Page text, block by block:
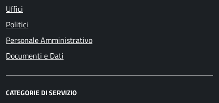
Uffici
Politici
Personale Amministrativo
Documenti e Dati
CATEGORIE DI SERVIZIO